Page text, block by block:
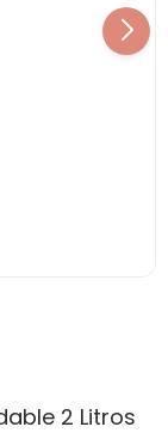
2 Litros